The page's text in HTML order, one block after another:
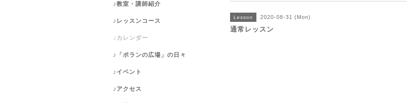
Lesson 2020-08-31 (Mon)
通常レッスン
♪教室・講師紹介
♪レッスンコース
♪カレンダー
♪「ポランの広場」の日々
♪イベント
♪アクセス